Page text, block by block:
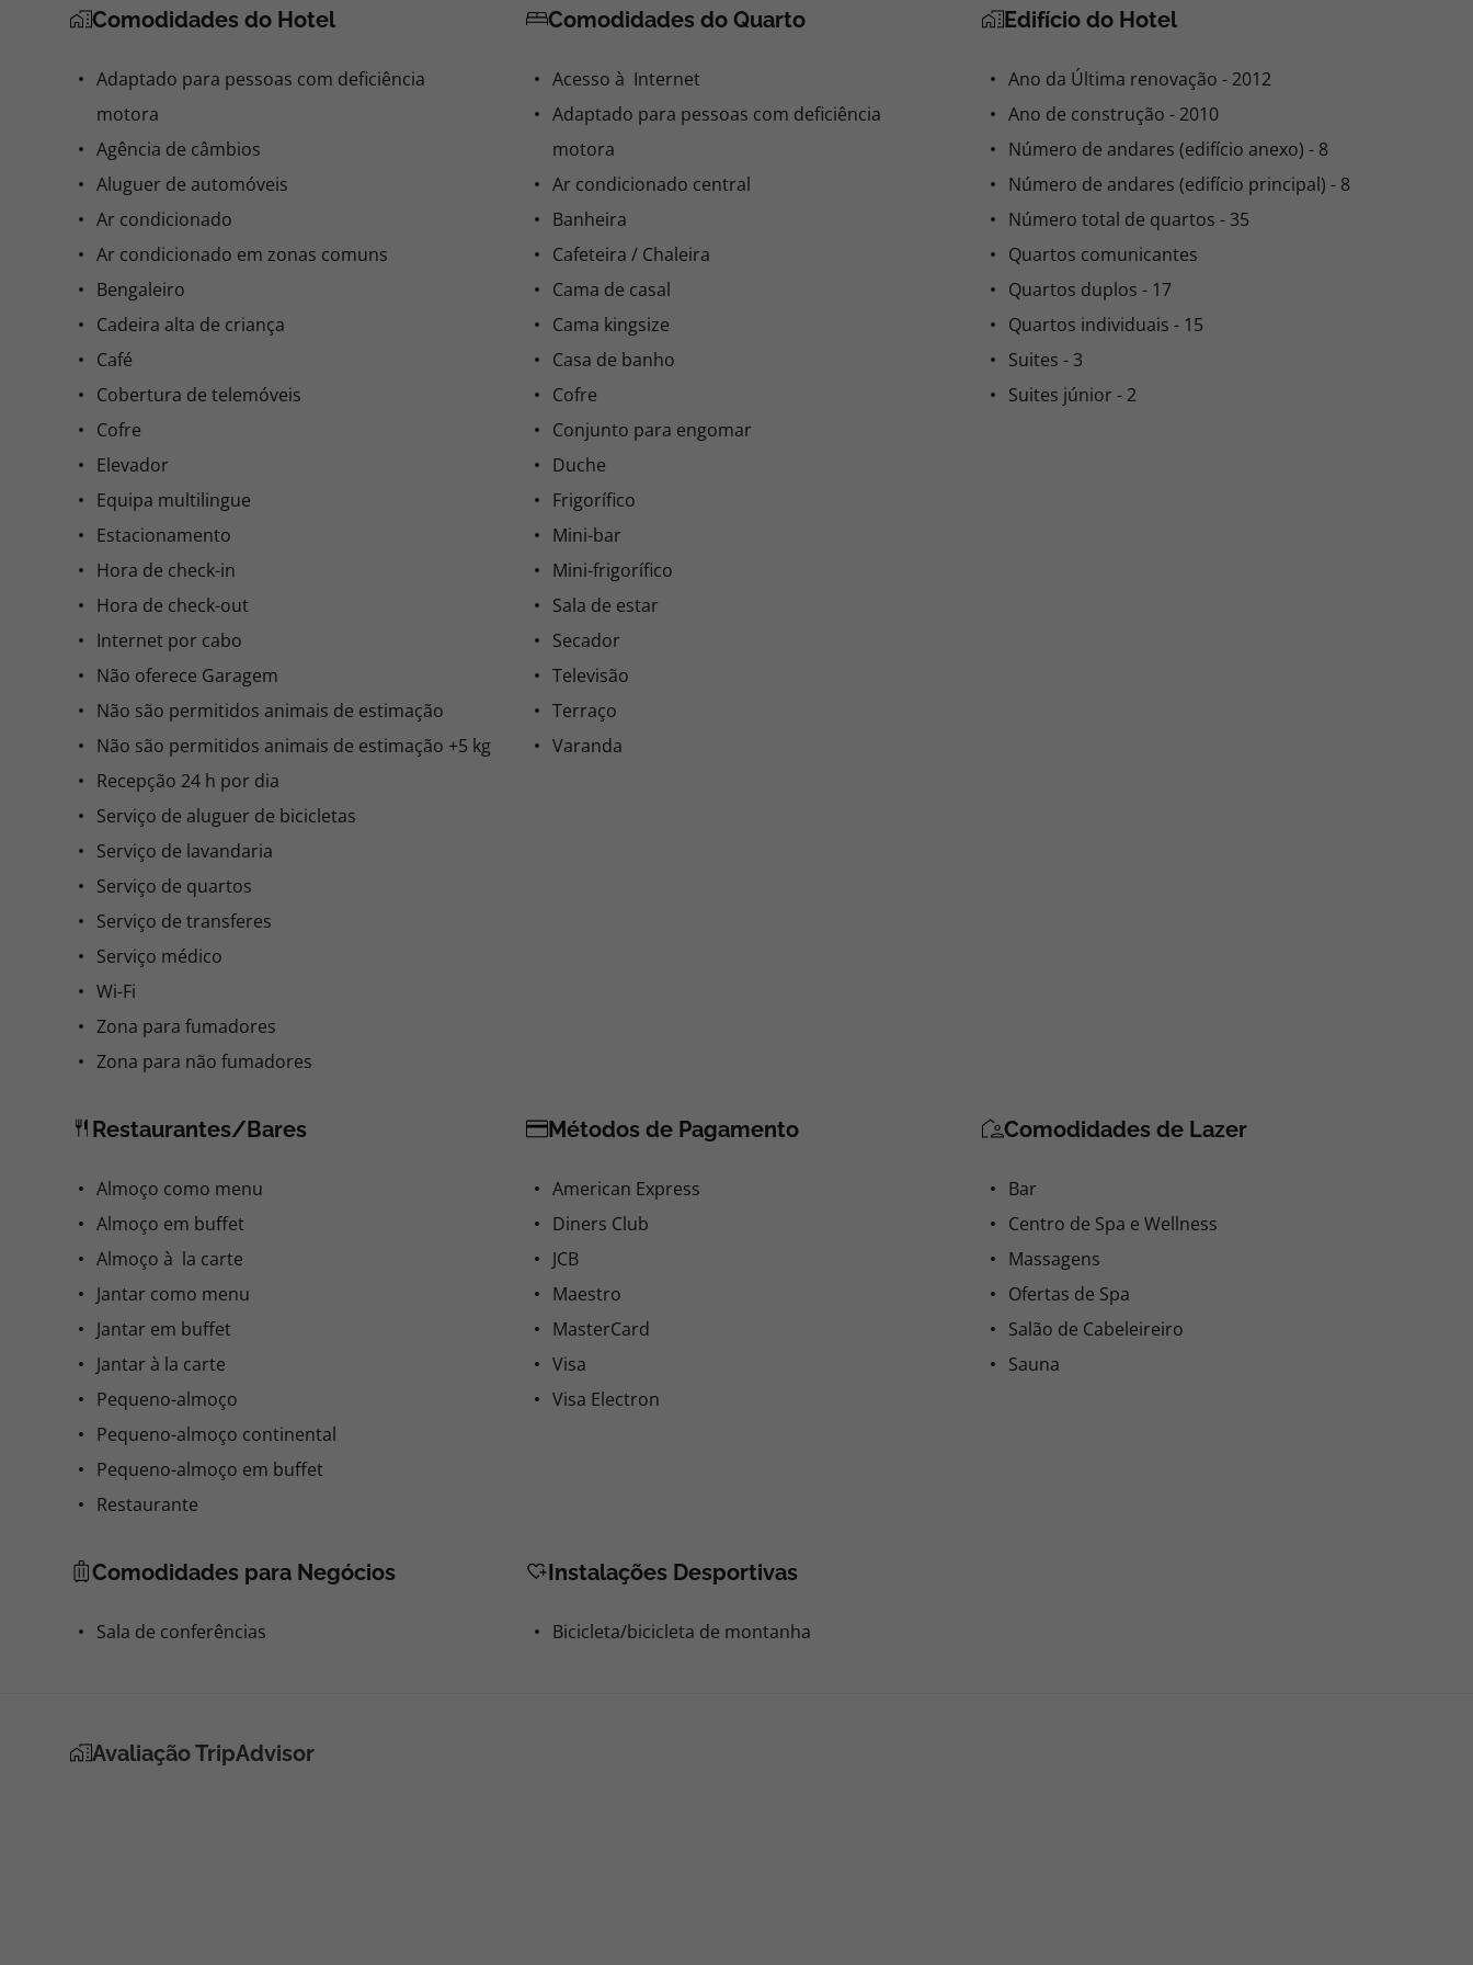
Comodidades do Hotel
Adaptado para pessoas com deficiência
motora
Agência de câmbios
Aluguer de automóveis
Ar condicionado
Ar condicionado em zonas comuns
Bengaleiro
Cadeira alta de criança
Café
Cobertura de telemóveis
Cofre
Elevador
Equipa multilingue
Estacionamento
Hora de check-in
Hora de check-out
Internet por cabo
Não oferece Garagem
Não são permitidos animais de estimação
Não são permitidos animais de estimação +5 kg
Recepção 24 h por dia
Serviço de aluguer de bicicletas
Serviço de lavandaria
Serviço de quartos
Serviço de transferes
Serviço médico
Wi-Fi
Zona para fumadores
Zona para não fumadores
Comodidades do Quarto
Acesso à Internet
Adaptado para pessoas com deficiência
motora
Ar condicionado central
Banheira
Cafeteira / Chaleira
Cama de casal
Cama kingsize
Casa de banho
Cofre
Conjunto para engomar
Duche
Frigorífico
Mini-bar
Mini-frigorífico
Sala de estar
Secador
Televisão
Terraço
Varanda
Edifício do Hotel
Ano da Última renovação - 2012
Ano de construção - 2010
Número de andares (edifício anexo) - 8
Número de andares (edifício principal) - 8
Número total de quartos - 35
Quartos comunicantes
Quartos duplos - 17
Quartos individuais - 15
Suites - 3
Suites júnior - 2
Restaurantes/Bares
Almoço como menu
Almoço em buffet
Almoço à la carte
Jantar como menu
Jantar em buffet
Jantar à la carte
Pequeno-almoço
Pequeno-almoço continental
Pequeno-almoço em buffet
Restaurante
Métodos de Pagamento
American Express
Diners Club
JCB
Maestro
MasterCard
Visa
Visa Electron
Comodidades de Lazer
Bar
Centro de Spa e Wellness
Massagens
Ofertas de Spa
Salão de Cabeleireiro
Sauna
Comodidades para Negócios
Sala de conferências
Instalações Desportivas
Bicicleta/bicicleta de montanha
Avaliação TripAdvisor